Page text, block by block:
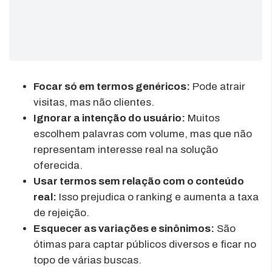
Focar só em termos genéricos: Pode atrair
visitas, mas não clientes.
Ignorar a intenção do usuário: Muitos
escolhem palavras com volume, mas que não
representam interesse real na solução
oferecida.
Usar termos sem relação com o conteúdo
real: Isso prejudica o ranking e aumenta a taxa
de rejeição.
Esquecer as variações e sinônimos: São
ótimas para captar públicos diversos e ficar no
topo de várias buscas.